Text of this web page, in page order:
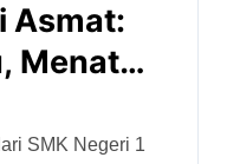
Asmat:
Menata